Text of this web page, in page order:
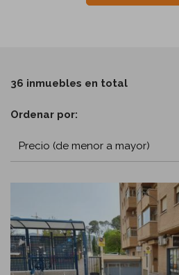
36 inmuebles en total
Ordenar por:
Precio (de menor a mayor)